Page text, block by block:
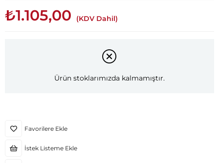
₺1.105,00 (KDV Dahil)
Ürün stoklarımızda kalmamıştır.
Favorilere Ekle
İstek Listeme Ekle